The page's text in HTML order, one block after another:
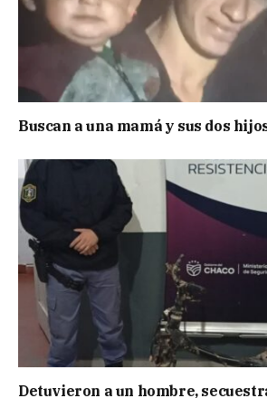
Buscan a una mamá y sus dos
Detuvieron a un hombre,